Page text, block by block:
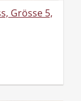
Grösse 5,